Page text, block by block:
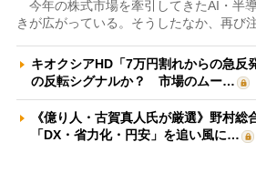
今年の株式市場を牽引してきたAI・半
きが広がっている。そうしたなか、再び
キオクシアHD「7万円割れからの急反
の反転シグナルか？ 市場のムー…
《億り人・古賀真人氏が厳選》野村総
「DX・省力化・円安」を追い風に…